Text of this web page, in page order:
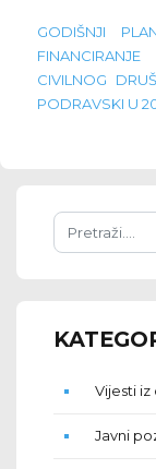
GODIŠNJI
CIVILNOG
PODRAVSKI U
Vijesti iz
Javni